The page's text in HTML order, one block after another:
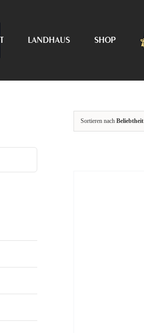
LANDHAUS SHOP
Sortieren nach Beliebtheit